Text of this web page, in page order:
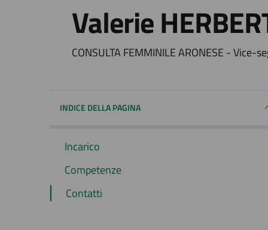
Valerie
CONSULTA FEMMINILE ARONESE - Vice-
INDICE DELLA PAGINA
Incarico
Competenze
Contatti